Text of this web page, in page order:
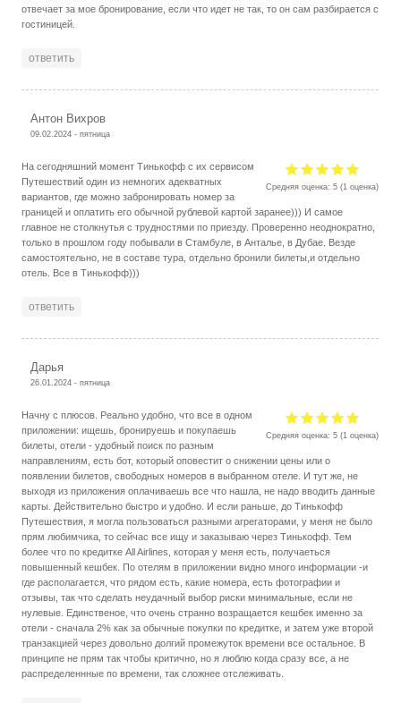
отвечает за мое бронирование, если что идет не так, то он сам разбирается с
гостиницей.
ответить
Антон Вихров
09.02.2024 - пятница
Средняя оценка:5 (1 оценка)
На сегодняшний момент Тинькофф с их сервисом
Путешествий один из немногих адекватных
вариантов, где можно забронировать номер за
границей и оплатить его обычной рублевой картой заранее))) И самое
главное не столкнутья с трудностями по приезду. Проверенно неоднократно,
только в прошлом году побывали в Стамбуле, в Анталье, в Дубае. Везде
самостоятельно, не в составе тура, отдельно бронили билеты,и отдельно
отель. Все в Тинькофф)))
ответить
Дарья
26.01.2024 - пятница
Средняя оценка:5 (1 оценка)
Начну с плюсов. Реально удобно, что все в одном
приложении: ищешь, бронируешь и покупаешь
билеты, отели - удобный поиск по разным
направлениям, есть бот, который оповестит о снижении цены или о
появлении билетов, свободных номеров в выбранном отеле. И тут же, не
выходя из приложения оплачиваешь все что нашла, не надо вводить данные
карты. Действительно быстро и удобно. И если раньше, до Тинькофф
Путешествия, я могла пользоваться разными агрегаторами, у меня не было
прям любимчика, то сейчас все ищу и заказываю через Тинькофф. Тем
более что по кредитке All Airlines, которая у меня есть, получаеться
повышенный кешбек. По отелям в приложении видно много информации -и
где располагается, что рядом есть, какие номера, есть фотографии и
отзывы, так что сделать неудачный выбор риски минимальные, если не
нулевые. Единственое, что очень странно возращается кешбек именно за
отели - сначала 2% как за обычные покупки по кредитке, и затем уже второй
транзакцией через довольно долгий промежуток времени все остальное. В
принципе не прям так чтобы критично, но я люблю когда сразу все, а не
распределеннные по времени, так сложнее отслеживать.